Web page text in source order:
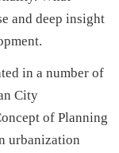
and deep insight
in a number of
City
of Planning
urbanization